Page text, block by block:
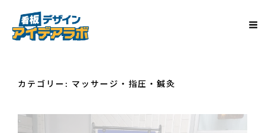
カテゴリー: マッサージ・指圧・鍼灸